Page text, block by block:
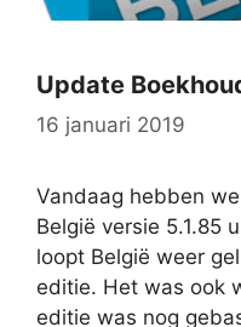
Update
16 januari 2019
Vandaag hebben
België versie 5.1.85
loopt België weer
editie. Het was ook
editie was nog